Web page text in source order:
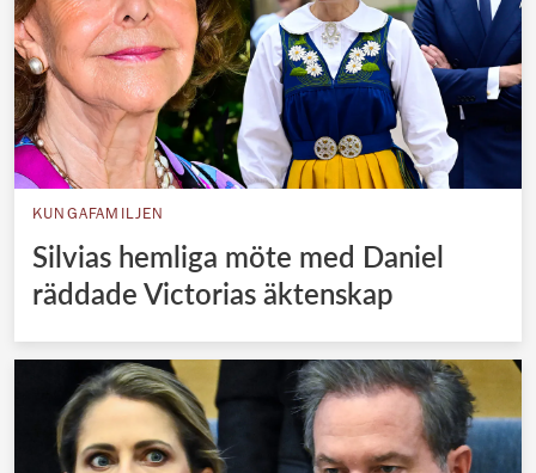
KUNGAFAMILJEN
Silvias hemliga möte med Daniel
räddade Victorias äktenskap